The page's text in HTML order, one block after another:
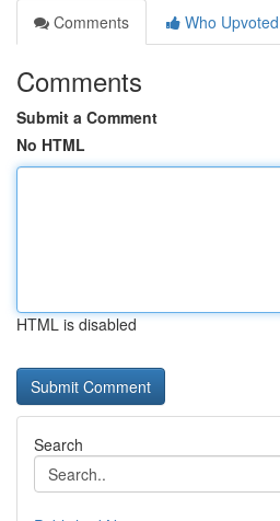
Comments
Who Upvoted
Comments
Submit a Comment
No HTML
HTML is disabled
Search